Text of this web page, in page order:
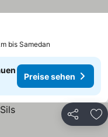
bis Samedan
Preise sehen
Teilen